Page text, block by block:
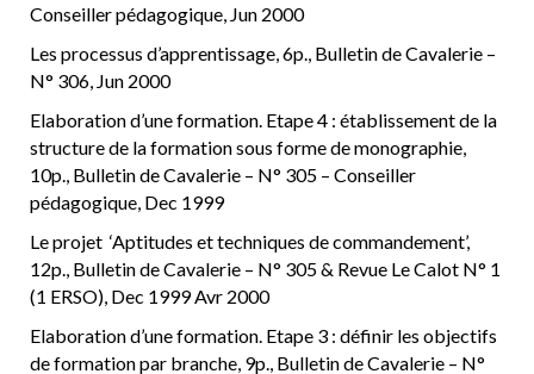
Conseiller pédagogique, Jun 2000
Les processus d’apprentissage, 6p., Bulletin de Cavalerie –
N° 306, Jun 2000
Elaboration d’une formation. Etape 4 : établissement de la
structure de la formation sous forme de monographie,
10p., Bulletin de Cavalerie – N° 305 – Conseiller
pédagogique, Dec 1999
Le projet ‘Aptitudes et techniques de commandement’,
12p., Bulletin de Cavalerie – N° 305 & Revue Le Calot N° 1
(1 ERSO), Dec 1999 Avr 2000
Elaboration d’une formation. Etape 3 : définir les objectifs
de formation par branche, 9p., Bulletin de Cavalerie – N°